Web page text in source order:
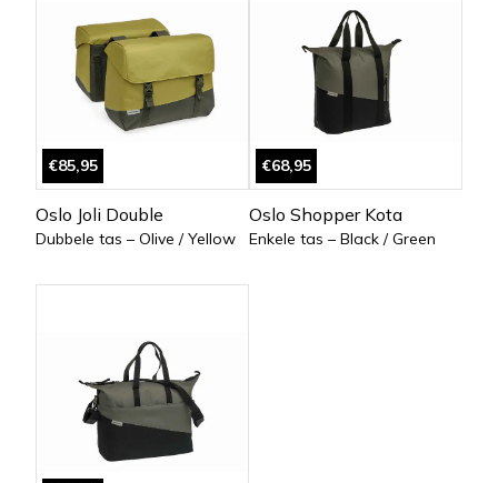
€85,95
Oslo Joli Double
Dubbele tas – Olive / Yellow
€68,95
Oslo Shopper Kota
Enkele tas – Black / Green